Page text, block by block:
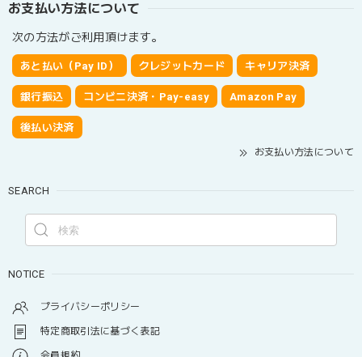
お支払い方法について
次の方法がご利用頂けます。
あと払い（Pay ID） クレジットカード キャリア決済
銀行振込 コンビニ決済・Pay-easy Amazon Pay
後払い決済
お支払い方法について
SEARCH
NOTICE
プライバシーポリシー
特定商取引法に基づく表記